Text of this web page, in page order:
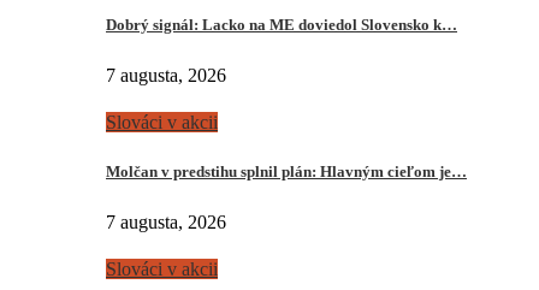
Dobrý signál: Lacko na ME doviedol Slovensko k…
7 augusta, 2026
Slováci v akcii
Molčan v predstihu splnil plán: Hlavným cieľom je…
7 augusta, 2026
Slováci v akcii